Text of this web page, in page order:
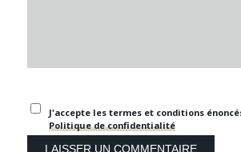
J'accepte les termes et conditions
Politique de confidentialité